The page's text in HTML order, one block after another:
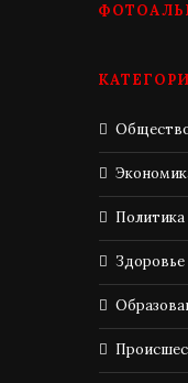
Политика
Здоровье